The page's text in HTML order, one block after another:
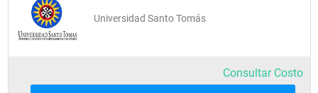
Universidad Santo Tomás
Consultar Costo